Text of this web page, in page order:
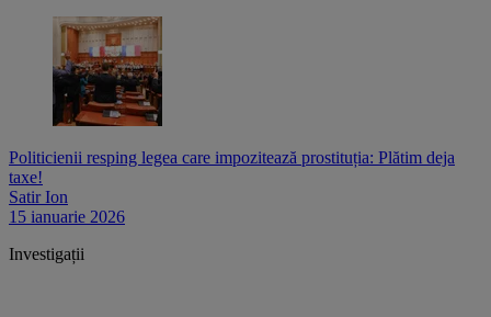
Politicienii resping legea care impozitează prostituția: Plătim deja
taxe!
Satir Ion
15 ianuarie 2026
Investigații